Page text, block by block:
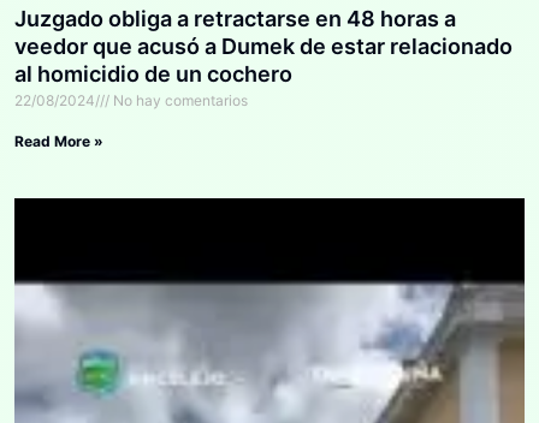
Juzgado obliga a retractarse en 48 horas a
veedor que acusó a Dumek de estar relacionado
al homicidio de un cochero
22/08/2024 No hay comentarios
Read More »